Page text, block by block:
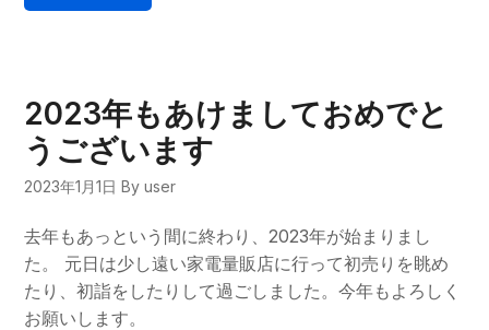
2023年もあけましておめでと
うございます
2023年1月1日 By user
去年もあっという間に終わり、2023年が始まりまし
た。 元日は少し遠い家電量販店に行って初売りを眺め
たり、初詣をしたりして過ごしました。今年もよろしく
お願いします。